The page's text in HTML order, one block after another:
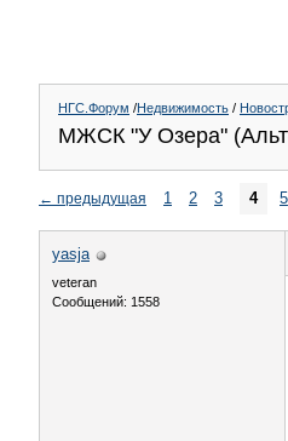
НГС.Форум /Недвижимость /
МЖСК "У Озера"
← предыдущая 1 2 3 4 5
yasja
veteran
Сообщений: 1558